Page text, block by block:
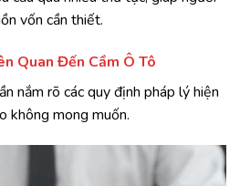
vốn cần thiết.
Quan Đến Cầm Ô Tô
nắm rõ các quy định pháp lý hiện
không mong muốn.